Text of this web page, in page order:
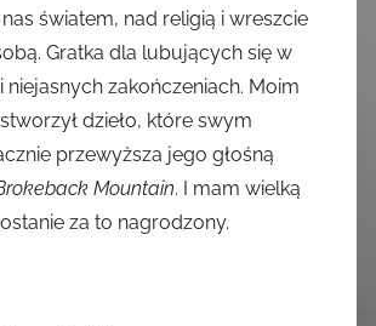
światem, nad religią i wreszcie
Gratka dla lubujących się w
zakończeniach. Moim
dzieło, które swym
przewyższa jego głośną
Mountain. I mam wielką
za to nagrodzony.